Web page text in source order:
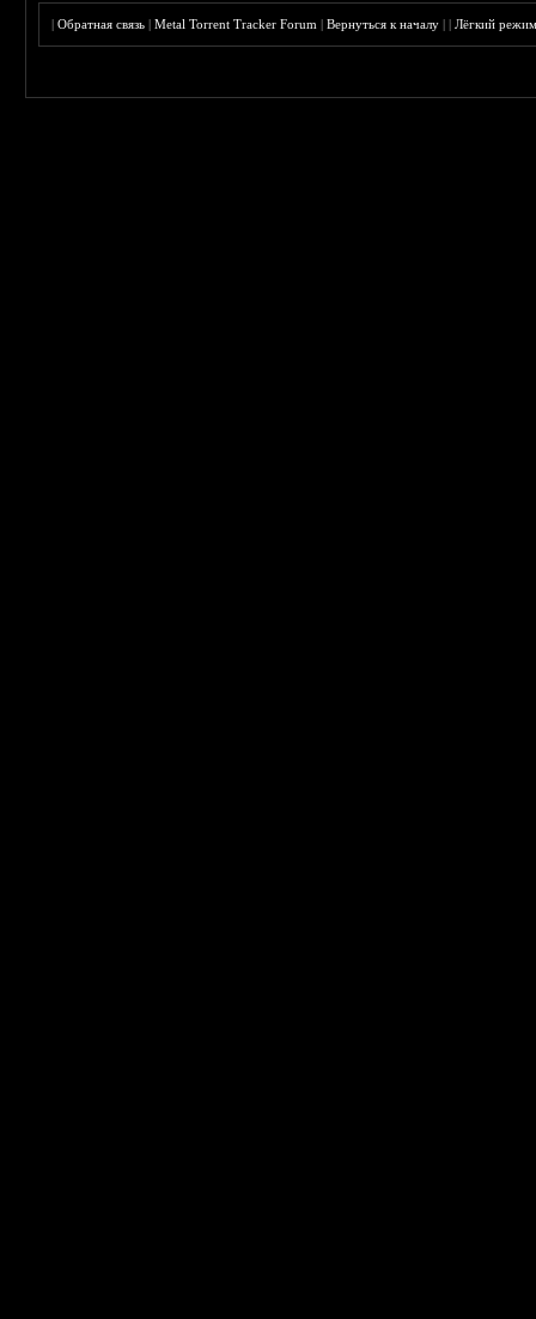
|Обратная связь |Metal Torrent Tracker Forum |Вернуться к началу ||Лёгкий